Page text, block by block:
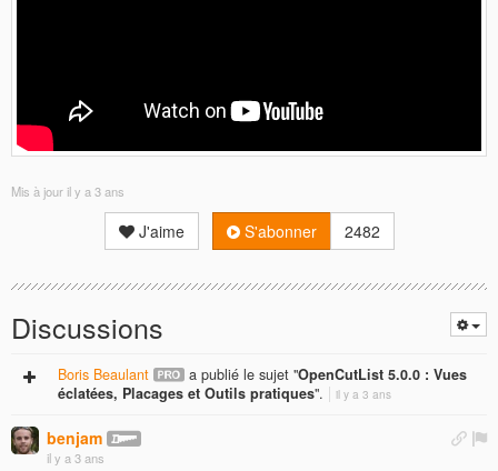
Mis à jouril y a 3 ans
J'aime S'abonner 2482
Discussions
Boris Beaulant a publié le sujet "OpenCutList 5.0.0 : Vues
éclatées, Placages et Outils pratiques". il y a 3 ans
benjam
il y a 3 ans